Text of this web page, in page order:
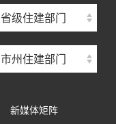
省级住建部门
市州住建部门
新媒体矩阵